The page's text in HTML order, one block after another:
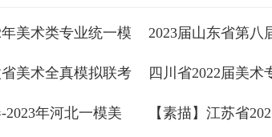
美术类专业统一模
2023届山东省第八
美术全真模拟联考
四川省2022届美术
2023年河北一模美
【素描】江苏省